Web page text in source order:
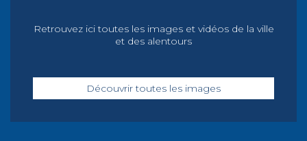
Retrouvez ici toutes les images et vidéos de la ville
et des alentours
Découvrir toutes les images